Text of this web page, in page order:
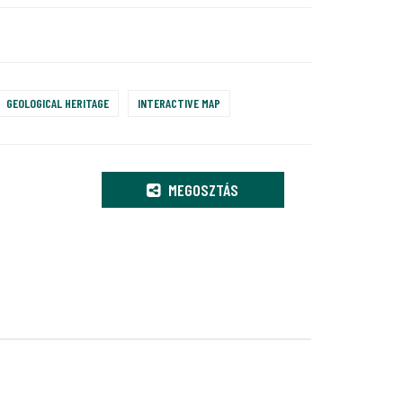
GEOLOGICAL HERITAGE INTERACTIVE MAP
MEGOSZTÁS